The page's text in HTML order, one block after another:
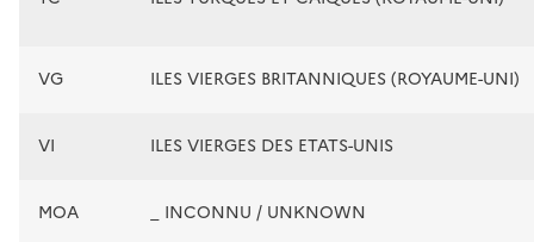
VG ILES VIERGES BRITANNIQUES (ROYAUME-UNI)
VI ILES VIERGES DES ETATS-UNIS
MOA _ INCONNU / UNKNOWN